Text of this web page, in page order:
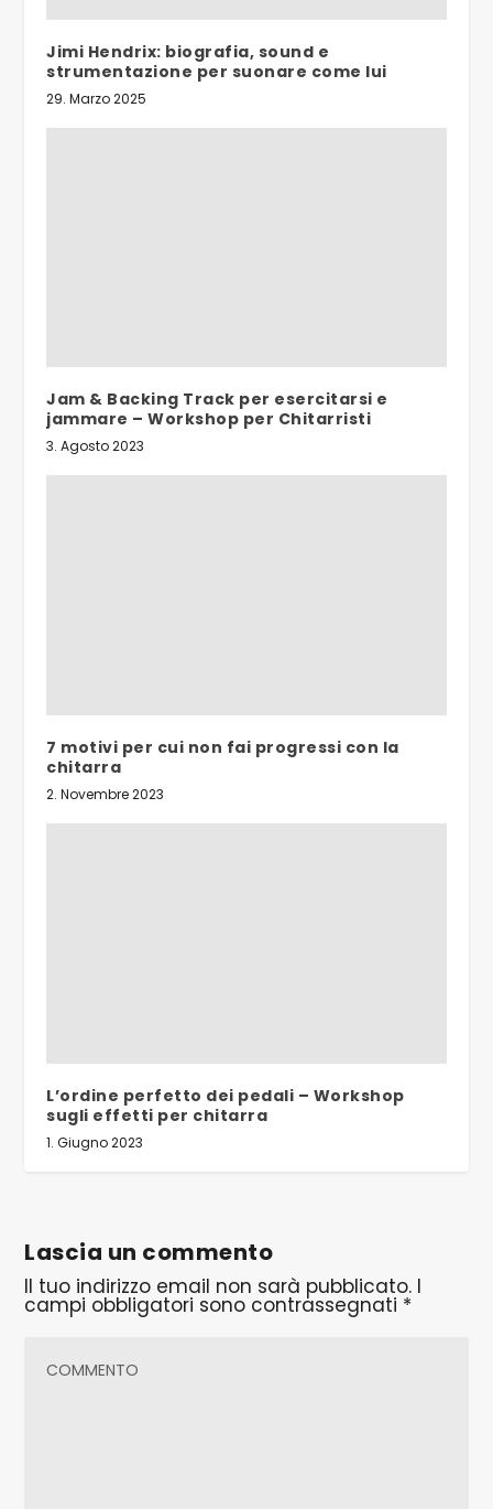
Jimi Hendrix: biografia, sound e
strumentazione per suonare come lui
29. Marzo 2025
Jam & Backing Track per esercitarsi e
jammare – Workshop per Chitarristi
3. Agosto 2023
7 motivi per cui non fai progressi con la
chitarra
2. Novembre 2023
L’ordine perfetto dei pedali – Workshop
sugli effetti per chitarra
1. Giugno 2023
Lascia un commento
Il tuo indirizzo email non sarà pubblicato. I
campi obbligatori sono contrassegnati *